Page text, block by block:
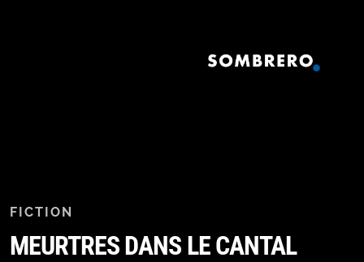
FICTION
MEURTRES DANS LE CANTAL